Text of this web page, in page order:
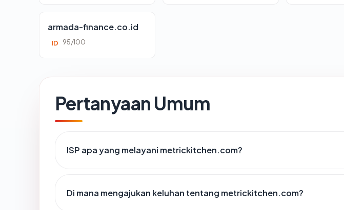
armada-finance.co.id
ID 95/100
Pertanyaan Umum
ISP apa yang melayani metrickitchen.com?
Di mana mengajukan keluhan tentang metrickitchen.com?